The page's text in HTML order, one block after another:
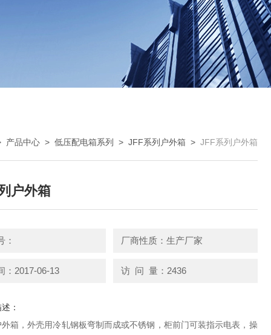
产品中心 > 低压配电箱系列 > JFF系列户外箱 > JFF系列户外箱
户外箱
： 厂商性质：生产厂家
：2017-06-13 访 问 量：2436
：
箱，外壳用冷轧钢板弯制而成或不锈钢，柜前门可装指示电表，操